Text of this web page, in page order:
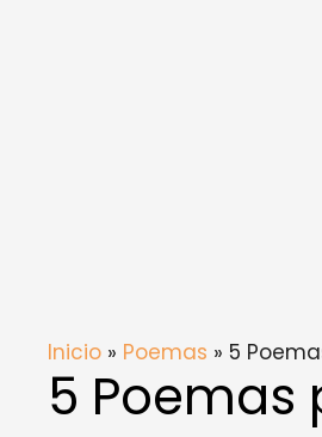
Inicio » Poemas » 5
5 Poemas